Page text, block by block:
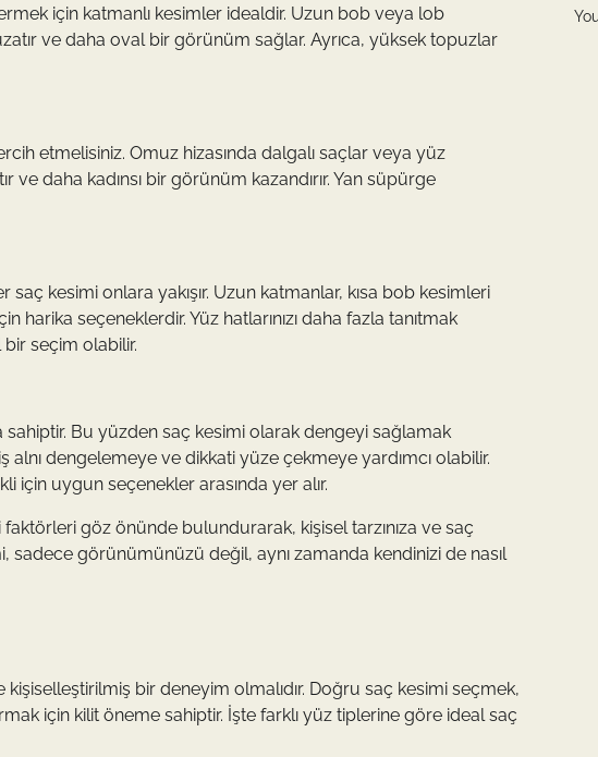
için katmanlı kesimler idealdir. Uzun bob veya lob
ve daha oval bir görünüm sağlar. Ayrıca, yüksek topuzlar
etmelisiniz. Omuz hizasında dalgalı saçlar veya yüz
ve daha kadınsı bir görünüm kazandırır. Yan süpürge
kesimi onlara yakışır. Uzun katmanlar, kısa bob kesimleri
seçeneklerdir. Yüz hatlarınızı daha fazla tanıtmak
seçim olabilir.
sahiptir. Bu yüzden saç kesimi olarak dengeyi sağlamak
dengelemeye ve dikkati yüze çekmeye yardımcı olabilir.
için uygun seçenekler arasında yer alır.
göz önünde bulundurarak, kişisel tarzınıza ve saç
görünümünüzü değil, aynı zamanda kendinizi de nasıl
bir deneyim olmalıdır. Doğru saç kesimi seçmek,
için kilit öneme sahiptir. İşte farklı yüz tiplerine göre ideal saç